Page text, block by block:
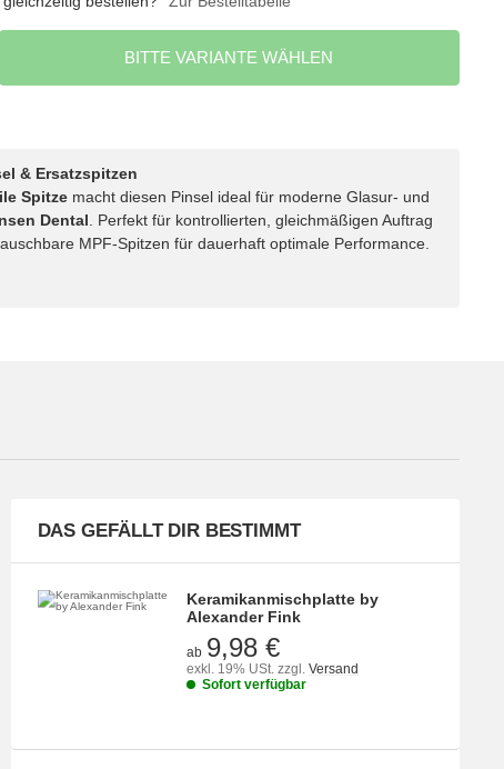
BITTE VARIANTE WÄHLEN
& Ersatzspitzen
Spitze macht diesen Pinsel ideal für moderne Glasur- und
Dental . Perfekt für kontrollierten, gleichmäßigen Auftrag
MPF-Spitzen für dauerhaft optimale Performance.
DAS GEFÄLLT DIR BESTIMMT
Keramikanmischplatte by
Alexander Fink
ab 9,98 €
exkl. 19% USt. zzgl.Versand
Sofort verfügbar